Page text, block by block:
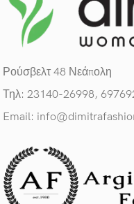
Ρούσβελτ 48 Νεάπολη
Τηλ: 23140-26998,
Email: